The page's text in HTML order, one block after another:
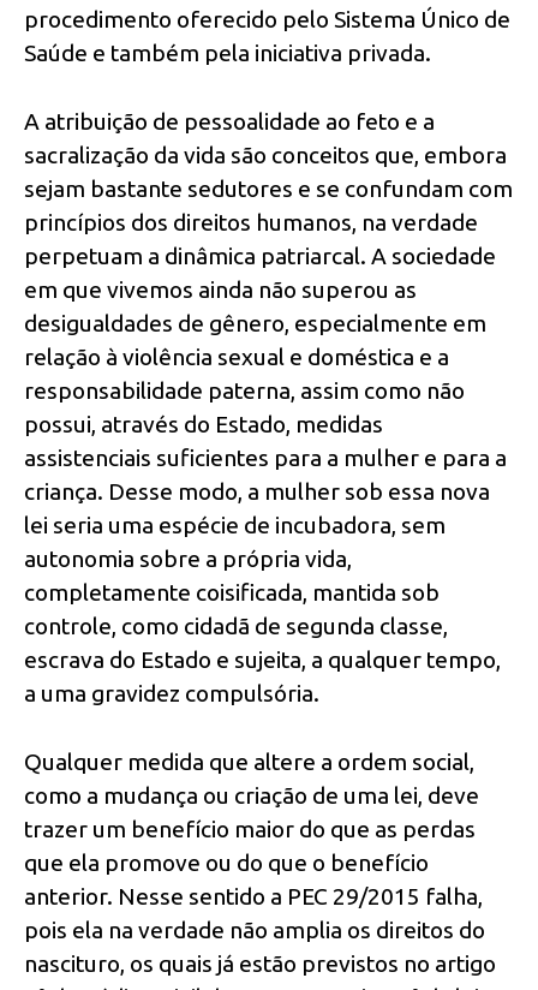
procedimento oferecido pelo Sistema Único de
Saúde e também pela iniciativa privada.
A atribuição de pessoalidade ao feto e a
sacralização da vida são conceitos que, embora
sejam bastante sedutores e se confundam com
princípios dos direitos humanos, na verdade
perpetuam a dinâmica patriarcal. A sociedade
em que vivemos ainda não superou as
desigualdades de gênero, especialmente em
relação à violência sexual e doméstica e a
responsabilidade paterna, assim como não
possui, através do Estado, medidas
assistenciais suficientes para a mulher e para a
criança. Desse modo, a mulher sob essa nova
lei seria uma espécie de incubadora, sem
autonomia sobre a própria vida,
completamente coisificada, mantida sob
controle, como cidadã de segunda classe,
escrava do Estado e sujeita, a qualquer tempo,
a uma gravidez compulsória.
Qualquer medida que altere a ordem social,
como a mudança ou criação de uma lei, deve
trazer um benefício maior do que as perdas
que ela promove ou do que o benefício
anterior. Nesse sentido a PEC 29/2015 falha,
pois ela na verdade não amplia os direitos do
nascituro, os quais já estão previstos no artigo